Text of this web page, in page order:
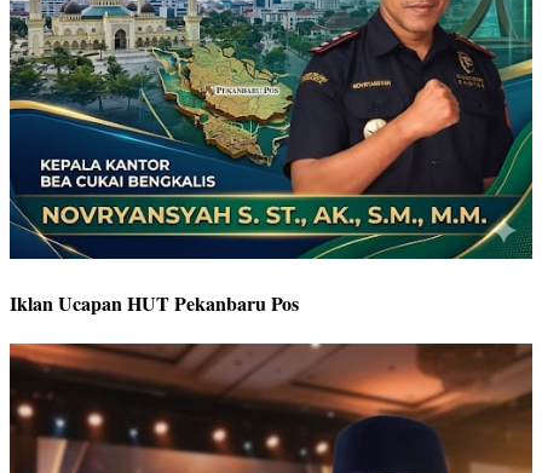
Iklan Ucapan HUT Pekanbaru Pos